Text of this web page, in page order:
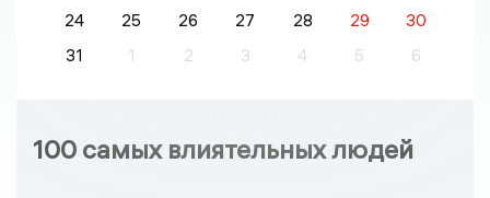
24
25 26 27 28 29
30
31
1 2 3 4 5 6
100 самых влиятельных людей